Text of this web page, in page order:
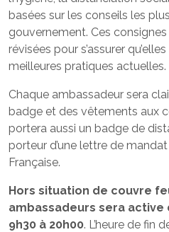
basées sur les conseils les
gouvernement. Ces
révisées pour s’assurer
meilleures pratiques actuelles.
Chaque ambassadeur sera
badge et des vêtements aux
portera aussi un badge de
porteur d’une lettre de
Française.
Hors situation de couvre
ambassadeurs sera active
9h30 à 20h00. L’heure de fin